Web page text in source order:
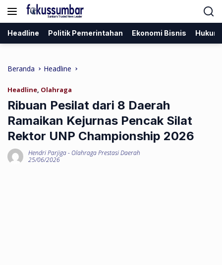
Langsung
Headline Politik Pemerintahan Ekonomi Bisnis Hukum
Beranda Headline
Headline, Olahraga
Ribuan Pesilat dari 8 Daerah
Ramaikan Kejurnas Pencak Silat
Rektor UNP Championship 2026
Hendri Parjiga- Olahraga Prestasi Daerah
25/06/2026